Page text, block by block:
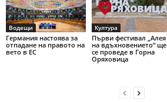
Водещи
Германия настоява за
отпадане на правото на
вето в ЕС
Култура
Първи фестивал „Алея
на вдъхновението“ ще
се проведе в Горна
Оряховица